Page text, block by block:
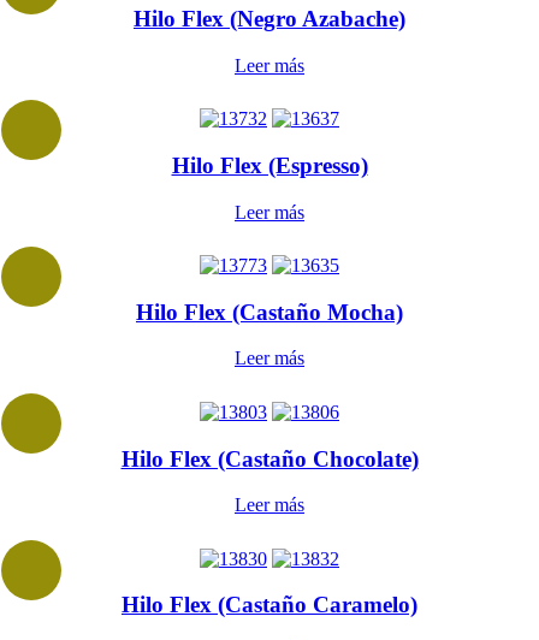
Hilo Flex (Negro Azabache)
Leer más
Hilo Flex (Espresso)
Leer más
Hilo Flex (Castaño Mocha)
Leer más
Hilo Flex (Castaño Chocolate)
Leer más
Hilo Flex (Castaño Caramelo)